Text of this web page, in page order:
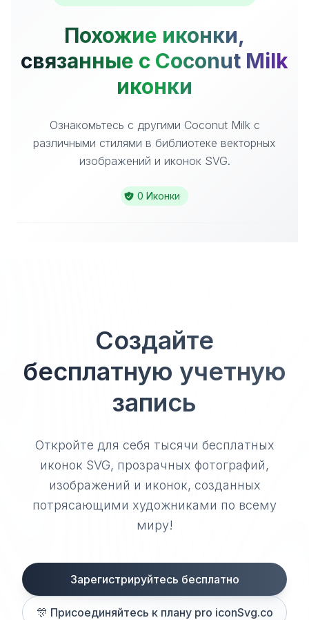
Похожие иконки,
связанные с Coconut Milk
иконки
Ознакомьтесь с другими Coconut Milk с
различными стилями в библиотеке векторных
изображений и иконок SVG.
0 Иконки
Создайте
бесплатную учетную
запись
Откройте для себя тысячи бесплатных
иконок SVG, прозрачных фотографий,
изображений и иконок, созданных
потрясающими художниками по всему
миру!
Зарегистрируйтесь бесплатно
🎊 Присоединяйтесь к плану pro iconSvg.co